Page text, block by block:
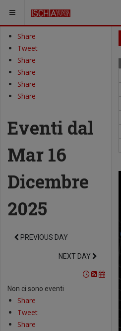
SEI QUI:
Share
Tweet
Share
Share
Share
Share
Eventi dal
Mar 16
Dicembre
2025
PREVIOUS DAY
NEXT DAY
Non ci sono eventi
Share
Tweet
Share